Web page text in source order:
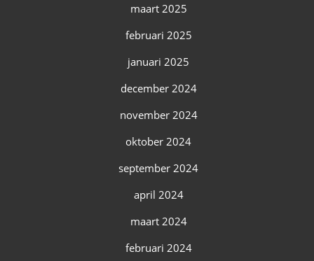
maart 2025
februari 2025
januari 2025
december 2024
november 2024
oktober 2024
september 2024
april 2024
maart 2024
februari 2024